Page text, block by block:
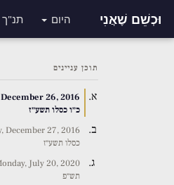
וּכְשֵׁם שֶׁאֲנִי היום תנ"ך
תוכן עניינים
כ״ו כסלו תשע״ז
כסלו תשע״ז
תש״פ